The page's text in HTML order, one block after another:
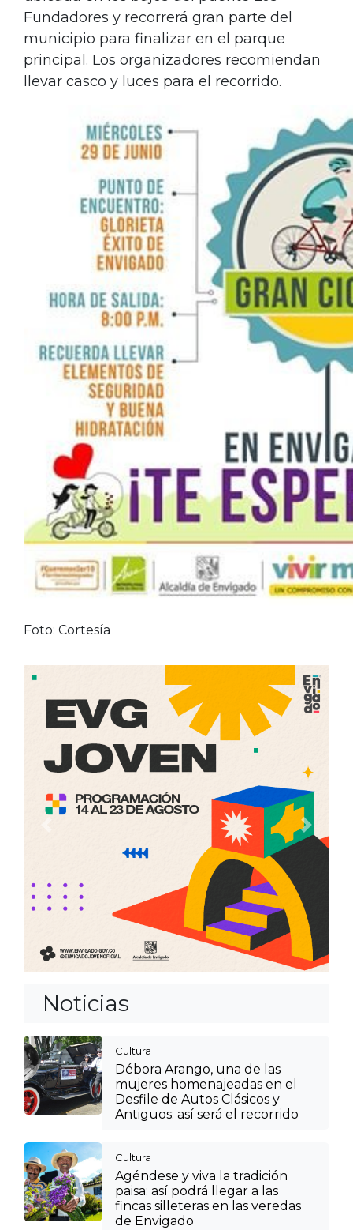
Fundadores y recorrerá gran parte del
municipio para finalizar en el parque
principal. Los organizadores recomiendan
llevar casco y luces para el recorrido.
Foto: Cortesía
Noticias
Cultura
Débora Arango, una de las
mujeres homenajeadas en el
Desfile de Autos Clásicos y
Antiguos: así será el recorrido
Cultura
Agéndese y viva la tradición
paisa: así podrá llegar a las
fincas silleteras en las veredas
de Envigado